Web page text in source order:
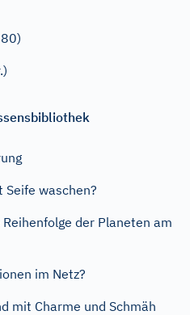
Seife waschen?
der Planeten am
im Netz?
mit Charme und Schmäh